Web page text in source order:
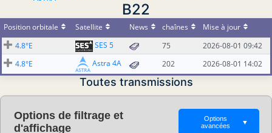
B22
Position orbitale Satellite News chaînes
Mise à jour
4.8°E
SES 5 75
2026-08-01 09:42
4.8°E
Astra 4A 202 2026-08-01 14:02
Toutes transmissions
Options de filtrage et
d'affichage
Options
avancées
▼